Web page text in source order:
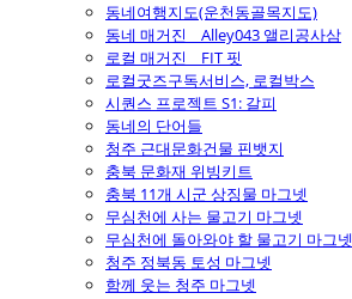
동네여행지도(운천동골목지도)
동네 매거진 _ Alley043 앨리공사삼
로컬 매거진 _ FIT 핏
로컬굿즈구독서비스, 로컬박스
시퀀스 프로젝트 S1: 갈피
동네의 단어들
청주 근대문화건물 핀뱃지
충북 문화재 위빙키트
충북 11개 시군 상징물 마그넷
무심천에 사는 물고기 마그넷
무심천에 돌아와야 할 물고기 마그넷
청주 정북동 토성 마그넷
함께 웃는 청주 마그넷